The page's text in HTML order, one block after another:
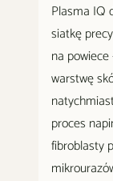
Plasma IQ
siatkę
na
warstwę
proces
fibroblasty